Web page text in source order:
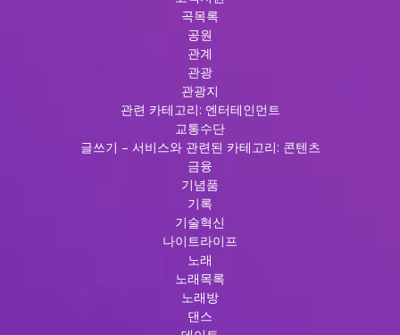
곡목록
공원
관계
관광
관광지
관련 카테고리: 엔터테인먼트
교통수단
글쓰기 – 서비스와 관련된 카테고리: 콘텐츠
금융
기념품
기록
기술혁신
나이트라이프
노래
노래목록
노래방
댄스